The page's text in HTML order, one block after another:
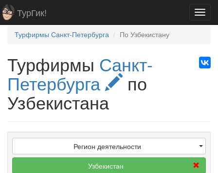
ТурГик!
Турфирмы Санкт-Петербурга По Узбекистану
Турфирмы Санкт-
Петербурга по
Узбекистана
Регион деятельности
Узбекистан